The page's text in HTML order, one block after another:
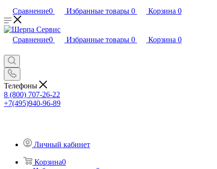
Сравнение0 Избранные товары 0 Корзина 0
Сравнение0 Избранные товары 0 Корзина 0
Телефоны
8 (800) 707-26-22
+7(495)940-96-89
Личный кабинет
Корзина0